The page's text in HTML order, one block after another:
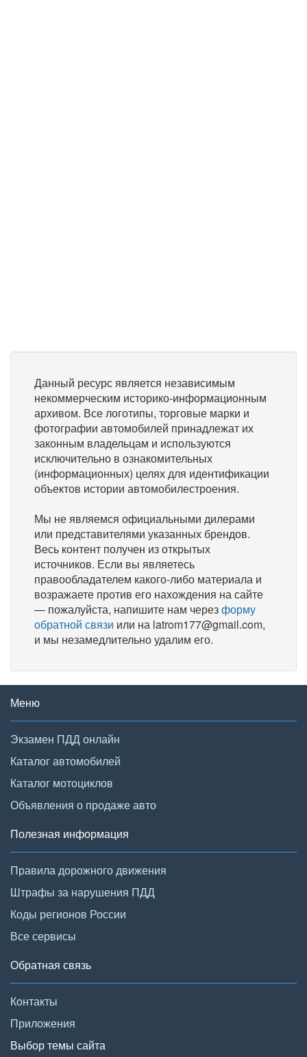
Данный ресурс является независимым
некоммерческим историко-информационным
архивом. Все логотипы, торговые марки и
фотографии автомобилей принадлежат их
законным владельцам и используются
исключительно в ознакомительных
(информационных) целях для идентификации
объектов истории автомобилестроения.
Мы не являемся официальными дилерами
или представителями указанных брендов.
Весь контент получен из открытых
источников. Если вы являетесь
правообладателем какого-либо материала и
возражаете против его нахождения на сайте
— пожалуйста, напишите нам черезформу
обратной связи или на latrom177@gmail.com,
и мы незамедлительно удалим его.
Меню
Экзамен ПДД онлайн
Каталог автомобилей
Каталог мотоциклов
Объявления о продаже авто
Полезная информация
Правила дорожного движения
Штрафы за нарушения ПДД
Коды регионов России
Все сервисы
Обратная связь
Контакты
Приложения
Выбор темы сайта